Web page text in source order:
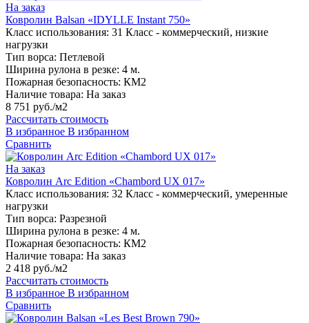
На заказ
Ковролин Balsan «IDYLLE Instant 750»
Класс использования: 31 Класс - коммерческий, низкие
нагрузки
Тип ворса: Петлевой
Ширина рулона в резке: 4 м.
Пожарная безопасность: КМ2
Наличие товара: На заказ
8 751 руб./м2
Рассчитать стоимость
В избранное В избранном
Сравнить
На заказ
Ковролин Arc Edition «Chambord UX 017»
Класс использования: 32 Класс - коммерческий, умеренные
нагрузки
Тип ворса: Разрезной
Ширина рулона в резке: 4 м.
Пожарная безопасность: КМ2
Наличие товара: На заказ
2 418 руб./м2
Рассчитать стоимость
В избранное В избранном
Сравнить